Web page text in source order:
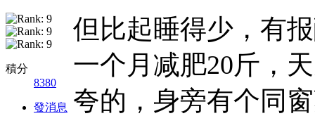
積分
8380
發消息
但比起睡得少，有
一个月减肥20斤，
夸的，身旁有个同